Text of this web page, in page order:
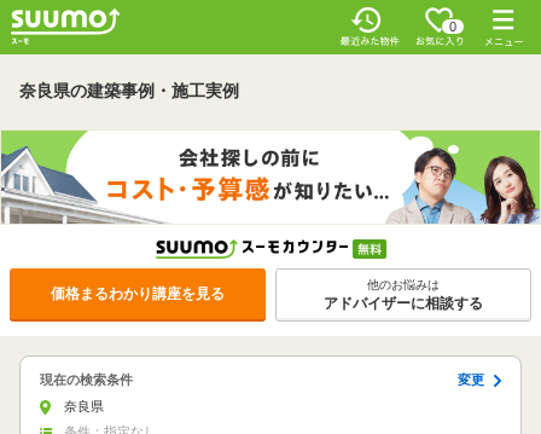
0
奈良県の建築事例・施工実例
価格まるわかり講座を見る
他のお悩みは
アドバイザーに相談する
現在の検索条件
変更
奈良県